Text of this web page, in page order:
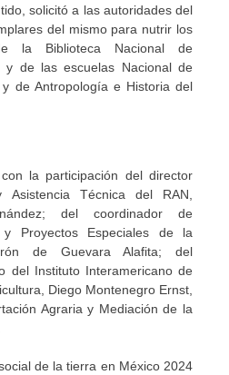
solicitó a las autoridades del
del mismo para nutrir los
la Biblioteca Nacional de
y de las escuelas Nacional de
de Antropología e Historia del
la participación del director
Técnica del RAN,
del coordinador de
y Proyectos Especiales de la
de Guevara Alafita; del
del Instituto Interamericano de
Diego Montenegro Ernst,
Agraria y Mediación de la
de la tierra en México 2024